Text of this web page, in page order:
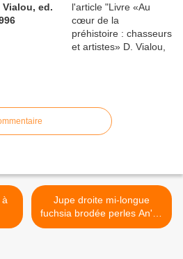
ed.
Jupe droite mi-longue
fuchsia brodée perles An'ge
T.0 (34/36) >